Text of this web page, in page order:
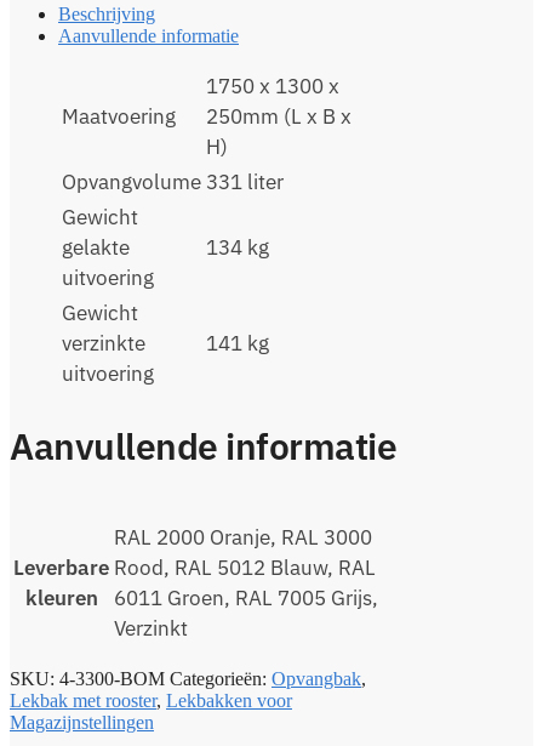
Beschrijving
Aanvullende informatie
Maatvoering
1750 x 1300 x
250mm (L x B x
H)
Opvangvolume 331 liter
Gewicht
gelakte
uitvoering
134 kg
Gewicht
verzinkte
uitvoering
141 kg
Aanvullende informatie
Leverbare
kleuren
RAL 2000 Oranje, RAL 3000
Rood, RAL 5012 Blauw, RAL
6011 Groen, RAL 7005 Grijs,
Verzinkt
SKU: 4-3300-BOM Categorieën: Opvangbak,
Lekbak met rooster, Lekbakken voor
Magazijnstellingen